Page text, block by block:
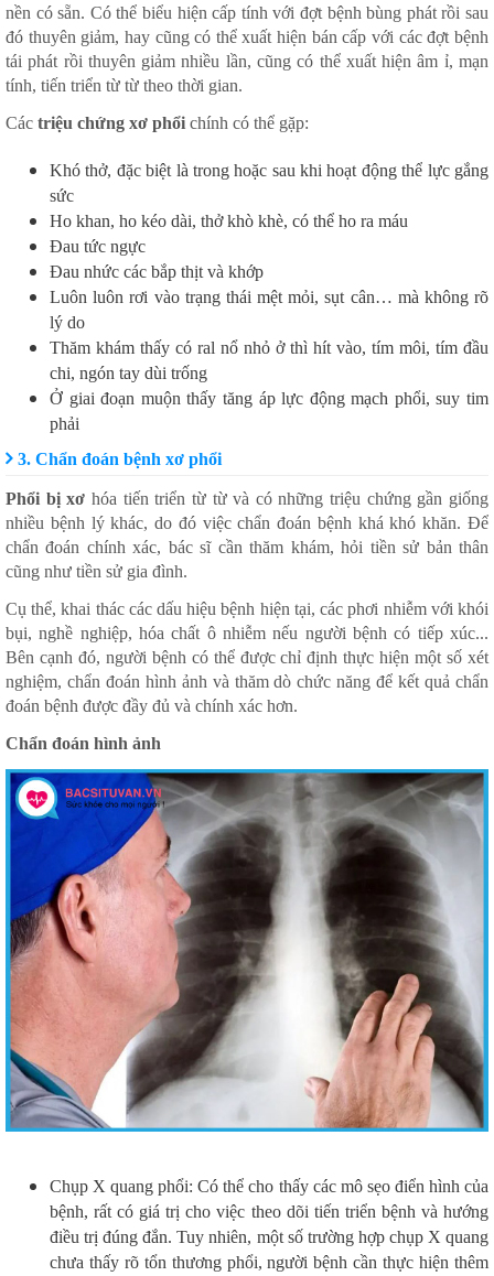
nền có sẵn. Có thể biểu hiện cấp tính với đợt bệnh bùng phát rồi sau
đó thuyên giảm, hay cũng có thể xuất hiện bán cấp với các đợt bệnh
tái phát rồi thuyên giảm nhiều lần, cũng có thể xuất hiện âm ỉ, mạn
tính, tiến triển từ từ theo thời gian.
Các triệu chứng xơ phổi chính có thể gặp:
Khó thở, đặc biệt là trong hoặc sau khi hoạt động thể lực gắng
sức
Ho khan, ho kéo dài, thở khò khè, có thể ho ra máu
Đau tức ngực
Đau nhức các bắp thịt và khớp
Luôn luôn rơi vào trạng thái mệt mỏi, sụt cân… mà không rõ
lý do
Thăm khám thấy có ral nổ nhỏ ở thì hít vào, tím môi, tím đầu
chi, ngón tay dùi trống
Ở giai đoạn muộn thấy tăng áp lực động mạch phổi, suy tim
phải
3. Chẩn đoán bệnh xơ phổi
Phổi bị xơ hóa tiến triển từ từ và có những triệu chứng gần giống
nhiều bệnh lý khác, do đó việc chẩn đoán bệnh khá khó khăn. Để
chẩn đoán chính xác, bác sĩ cần thăm khám, hỏi tiền sử bản thân
cũng như tiền sử gia đình.
Cụ thể, khai thác các dấu hiệu bệnh hiện tại, các phơi nhiễm với khói
bụi, nghề nghiệp, hóa chất ô nhiễm nếu người bệnh có tiếp xúc...
Bên cạnh đó, người bệnh có thể được chỉ định thực hiện một số xét
nghiệm, chẩn đoán hình ảnh và thăm dò chức năng để kết quả chẩn
đoán bệnh được đầy đủ và chính xác hơn.
Chẩn đoán hình ảnh
Chụp X quang phổi: Có thể cho thấy các mô sẹo điển hình của
bệnh, rất có giá trị cho việc theo dõi tiến triển bệnh và hướng
điều trị đúng đắn. Tuy nhiên, một số trường hợp chụp X quang
chưa thấy rõ tổn thương phổi, người bệnh cần thực hiện thêm